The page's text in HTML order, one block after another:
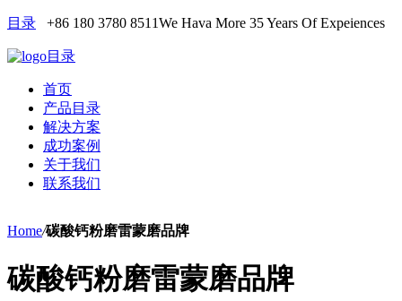
目录 +86 180 3780 8511We Hava More 35 Years Of Expeiences
目录
首页
产品目录
解决方案
成功案例
关于我们
联系我们
Home/碳酸钙粉磨雷蒙磨品牌
碳酸钙粉磨雷蒙磨品牌